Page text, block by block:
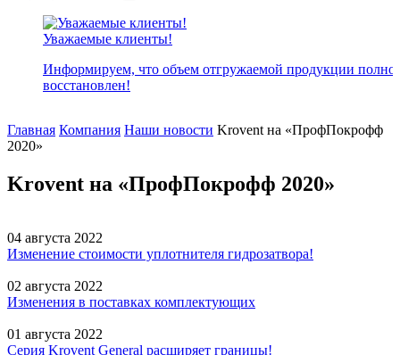
Уважаемые клиенты!
Информируем, что объем отгружаемой продукции
восстановлен!
Главная Компания Наши новости Krovent на «ПрофПокрофф
2020»
Krovent на «ПрофПокрофф 2020»
04 августа 2022
Изменение стоимости уплотнителя гидрозатвора!
02 августа 2022
Изменения в поставках комплектующих
01 августа 2022
Серия Krovent General расширяет границы!